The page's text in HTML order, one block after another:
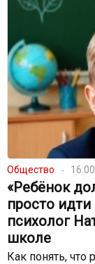
Общество
«Ребёнок
просто
психолог
школе
Как понять, что